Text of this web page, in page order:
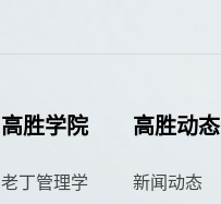
高胜学院
老丁管理学
高胜动态
新闻动态